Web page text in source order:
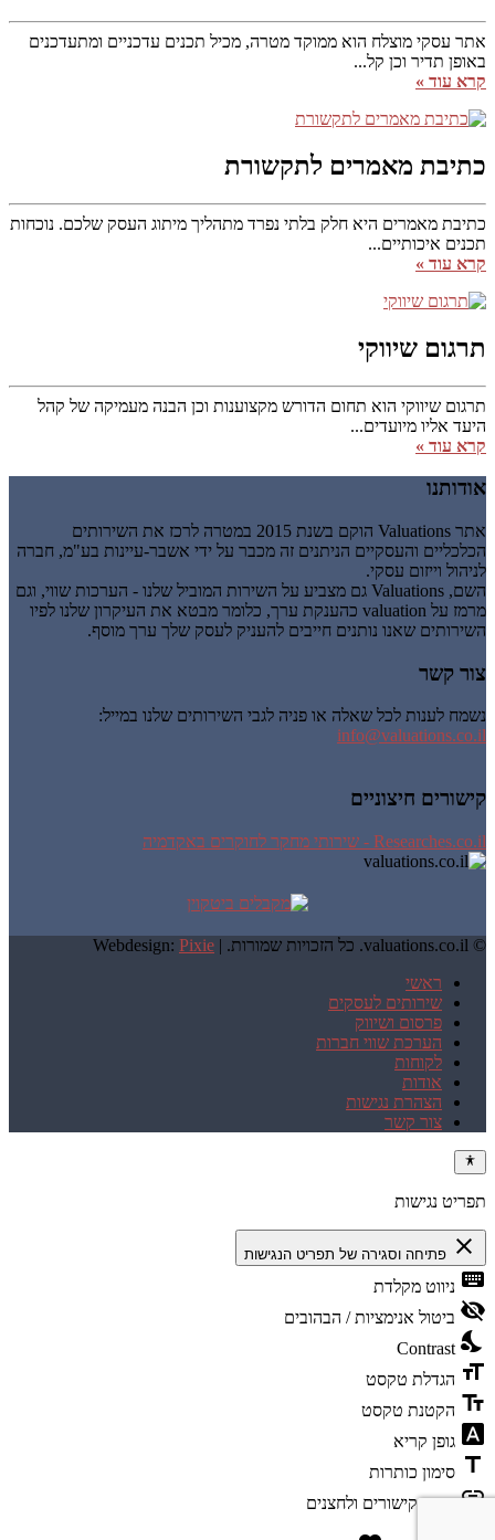
אתר עסקי מוצלח הוא ממוקד מטרה, מכיל תכנים עדכניים ומתעדכנים
באופן תדיר וכן קל...
קרא עוד »
כתיבת מאמרים לתקשורת
כתיבת מאמרים היא חלק בלתי נפרד מתהליך מיתוג העסק שלכם. נוכחות
תכנים איכותיים...
קרא עוד »
תרגום שיווקי
תרגום שיווקי הוא תחום הדורש מקצוענות וכן הבנה מעמיקה של קהל
היעד אליו מיועדים...
קרא עוד »
אודותנו
אתר Valuations הוקם בשנת 2015 במטרה לרכז את השירותים
הכלכליים והעסקיים הניתנים זה מכבר על ידי אשבר-עיינות בע"מ, חברה
לניהול וייזום עסקי.
השם, Valuations גם מצביע על השירות המוביל שלנו - הערכות שווי, וגם
מרמז על valuation כהענקת ערך, כלומר מבטא את העיקרון שלנו לפיו
השירותים שאנו נותנים חייבים להעניק לעסק שלך ערך מוסף.
צור קשר
נשמח לענות לכל שאלה או פניה לגבי השירותים שלנו במייל:
info@valuations.co.il
קישורים חיצוניים
Researches.co.il - שירותי מחקר לחוקרים באקדמיה
© valuations.co.il. כל הזכויות שמורות. | Webdesign: Pixie
ראשי
שירותים לעסקים
פרסום ושיווק
הערכת שווי חברות
לקוחות
אודות
הצהרת נגישות
צור קשר
תפריט נגישות
close פתיחה וסגירה של תפריט הנגישות
keyboard ניווט מקלדת
visibility_off ביטול אנימציות / הבהובים
nights_stay
Contrast
format_size הגדלת טקסט
text_fields הקטנת טקסט
font_download גופן קריא
title סימון כותרות
link סימון קישורים ולחצנים